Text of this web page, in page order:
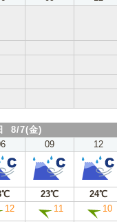
8/7(金)
09 12
23℃ 24℃
12 11 10